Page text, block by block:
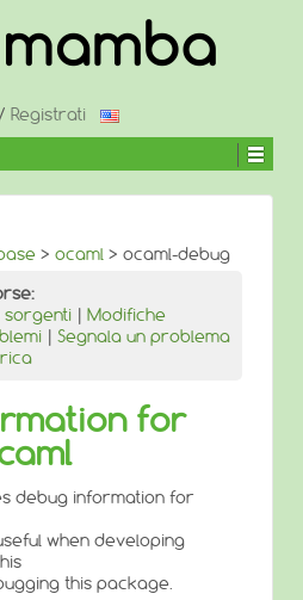
/ Registrati
> ocaml > ocaml-debug
sorgenti | Modifiche
| Segnala un problema
for
debug information for
when developing
this package.